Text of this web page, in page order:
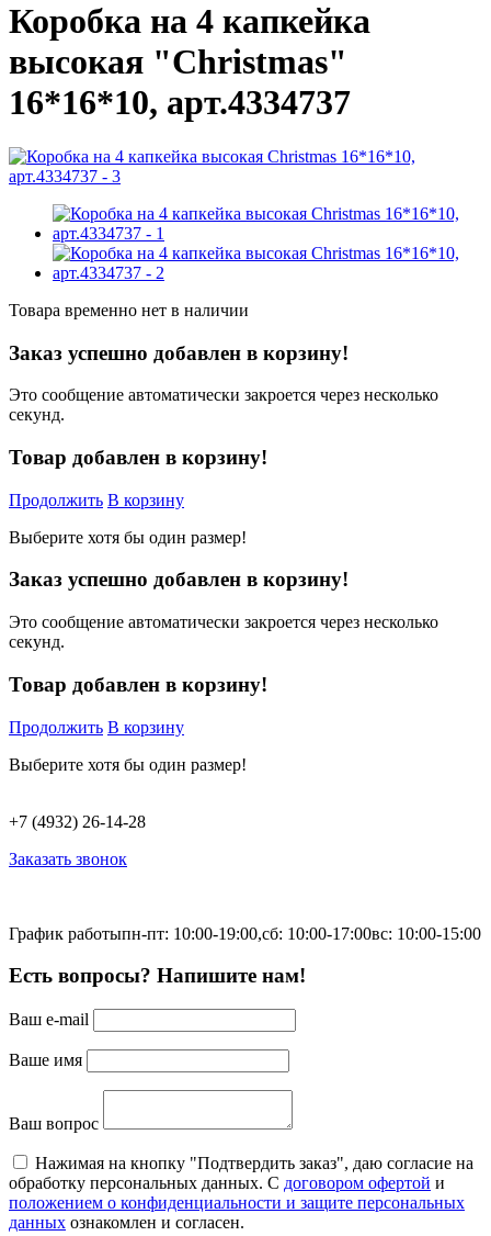
Коробка на 4 капкейка
высокая "Christmas"
16*16*10, арт.4334737
Товара временно нет в наличии
Заказ успешно добавлен в корзину!
Это сообщение автоматически закроется через несколько
секунд.
Товар добавлен в корзину!
Продолжить В корзину
Выберите хотя бы один размер!
Заказ успешно добавлен в корзину!
Это сообщение автоматически закроется через несколько
секунд.
Товар добавлен в корзину!
Продолжить В корзину
Выберите хотя бы один размер!
+7 (4932) 26-14-28
Заказать звонок
График работыпн-пт: 10:00-19:00,сб: 10:00-17:00вс: 10:00-15:00
Есть вопросы? Напишите нам!
Ваш e-mail
Ваше имя
Ваш вопрос
Нажимая на кнопку "Подтвердить заказ", даю согласие на
обработку персональных данных. С договором офертой и
положением о конфиденциальности и защите персональных
данных ознакомлен и согласен.